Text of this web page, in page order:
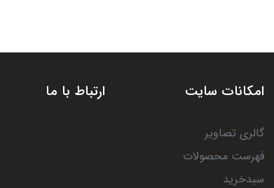
امکانات سایت
گالری تصاویر
فهرست محصولات
سبدخرید
ارتباط با ما